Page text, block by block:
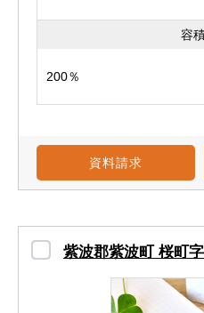
容
200％
資料請求
紫波郡紫波町 桜町